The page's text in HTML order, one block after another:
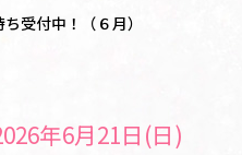
受付中！（６月）
年6月21日(日)